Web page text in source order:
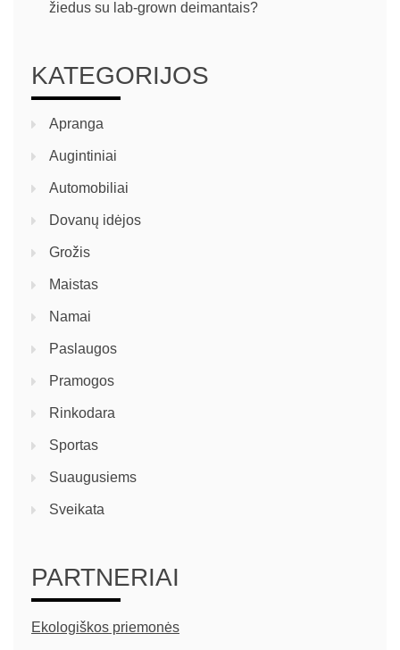
žiedus su lab-grown deimantais?
KATEGORIJOS
Apranga
Augintiniai
Automobiliai
Dovanų idėjos
Grožis
Maistas
Namai
Paslaugos
Pramogos
Rinkodara
Sportas
Suaugusiems
Sveikata
PARTNERIAI
Ekologiškos priemonės